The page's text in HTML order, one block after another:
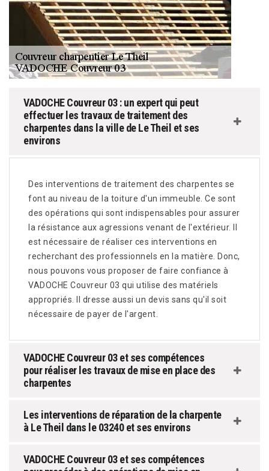
VADOCHE Couvreur 03 : un expert qui peut
effectuer les travaux de traitement des
charpentes dans la ville de Le Theil et ses
environs
Des interventions de traitement des charpentes se
font au niveau de la toiture d'un immeuble. Ce sont
des opérations qui sont indispensables pour assurer
la résistance aux agressions venant de l'extérieur. Il
est nécessaire de réaliser ces interventions en
recherchant des professionnels en la matière. Donc,
nous pouvons vous proposer de faire confiance à
VADOCHE Couvreur 03 qui utilise des matériels
appropriés. Il dresse aussi un devis sans qu'il soit
nécessaire de payer de l'argent.
VADOCHE Couvreur 03 et ses compétences
pour réaliser les travaux de mise en place des
charpentes
Les interventions de réparation de la charpente
à Le Theil dans le 03240 et ses environs
VADOCHE Couvreur 03 et ses compétences